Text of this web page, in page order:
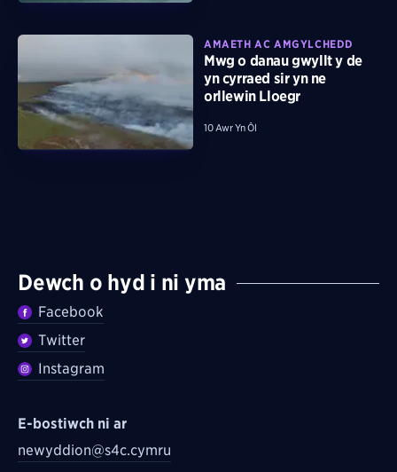
AMAETH AC AMGYLCHEDD
Mwg o danau gwyllt y de
yn cyrraed sir yn ne
orllewin Lloegr
10 Awr Yn Ôl
Dewch o hyd i ni yma
Facebook
Twitter
Instagram
E-bostiwch ni ar
newyddion@s4c.cymru